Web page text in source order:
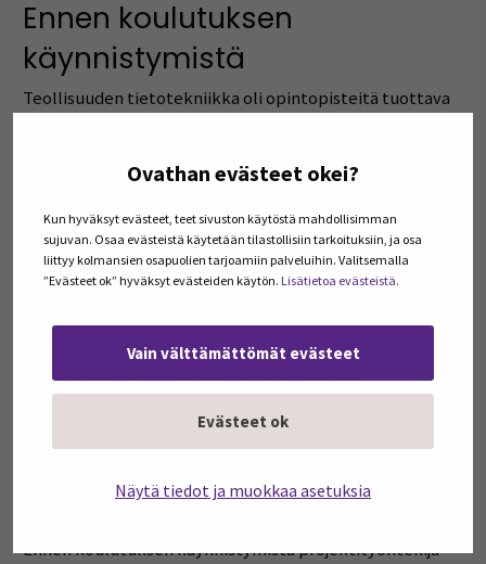
Ovathan evästeet okei?
Kun hyväksyt evästeet, teet sivuston käytöstä mahdollisimman
sujuvan. Osaa evästeistä käytetään tilastollisiin tarkoituksiin, ja osa
liittyy kolmansien osapuolien tarjoamiin palveluihin. Valitsemalla
”Evästeet ok” hyväksyt evästeiden käytön. Lisätietoa evästeistä.
Vain välttämättömät evästeet
Evästeet ok
Näytä tiedot ja muokkaa asetuksia
Ennen koulutuksen
käynnistymistä
Teollisuuden tietotekniikka oli opintopisteitä tuottava
Opetussuunnitelman sisällöstä vastaa koulutuksen
vastuuopettaja, mutta hankkeessa projektityöntekijä
vastasi teknisesti sisällön viemisestä Peppiin. Lisäksi
Peppiin tehtiin ajoitussuunnitelma ja avattiin
toteutukset. Ennen koulutuksen alkua valmisteluihin
kuului myös rytmitys-ja tilatoiveiden vieminen Peppiin ja
niiden pohjalta lukujärjestyksien tekeminen.
HOPSien alustaminen oli tärkeää, jotta opiskelijat
Ennen koulutuksen käynnistymistä projektityöntekijä